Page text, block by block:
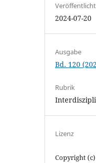
Veröffentlicht
2024-07-20
Ausgabe
Bd. 120
Rubrik
Lizenz
Copyright